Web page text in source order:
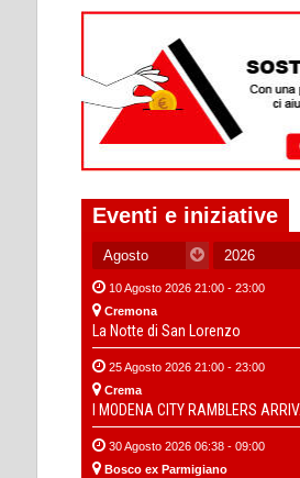
Eventi e iniziative
10 Agosto 2026 21:00 - 23:00
Cremona
La Notte di San Lorenzo
25 Agosto 2026 21:00 - 23:00
Crema
I MODENA CITY RAMBLERS
30 Agosto 2026 06:38 - 09:00
Bosco ex Parmigiano